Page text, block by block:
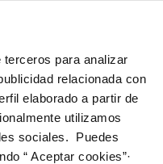
para analizar
relacionada con
elaborado a partir de
utilizamos
sociales. Puedes
“ Aceptar cookies”·